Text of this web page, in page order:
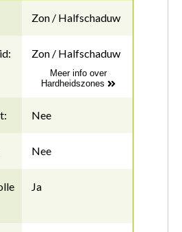
Zon / Halfschaduw
Zon / Halfschaduw
Meer info over
Hardheidszones
Nee
Nee
Ja